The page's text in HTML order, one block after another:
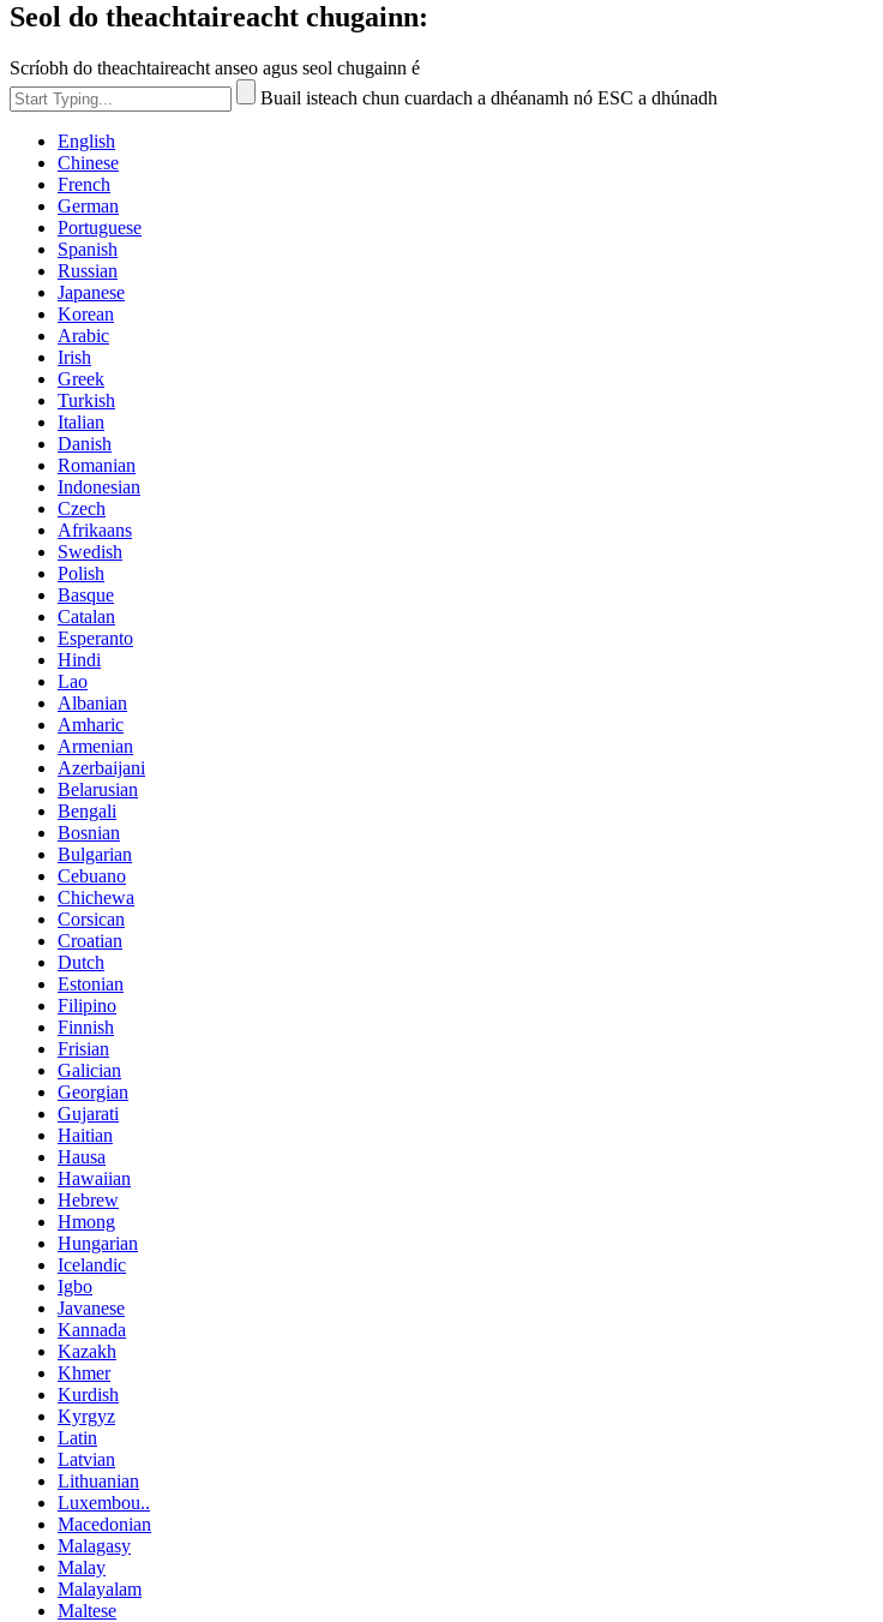
Seol do theachtaireacht chugainn:
Scríobh do theachtaireacht anseo agus seol chugainn é
Buail isteach chun cuardach a dhéanamh nó ESC a dhúnadh
English
Chinese
French
German
Portuguese
Spanish
Russian
Japanese
Korean
Arabic
Irish
Greek
Turkish
Italian
Danish
Romanian
Indonesian
Czech
Afrikaans
Swedish
Polish
Basque
Catalan
Esperanto
Hindi
Lao
Albanian
Amharic
Armenian
Azerbaijani
Belarusian
Bengali
Bosnian
Bulgarian
Cebuano
Chichewa
Corsican
Croatian
Dutch
Estonian
Filipino
Finnish
Frisian
Galician
Georgian
Gujarati
Haitian
Hausa
Hawaiian
Hebrew
Hmong
Hungarian
Icelandic
Igbo
Javanese
Kannada
Kazakh
Khmer
Kurdish
Kyrgyz
Latin
Latvian
Lithuanian
Luxembou..
Macedonian
Malagasy
Malay
Malayalam
Maltese